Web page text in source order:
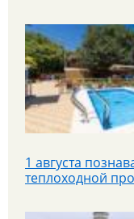
1 августа
теплоходной